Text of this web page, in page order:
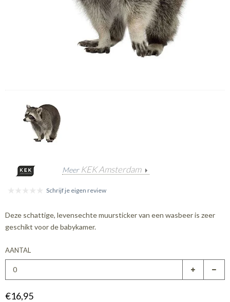
Meer KEK Amsterdam
Schrijf je eigen review
Deze schattige, levensechte muursticker van een wasbeer is zeer
geschikt voor de babykamer.
AANTAL
€16,95